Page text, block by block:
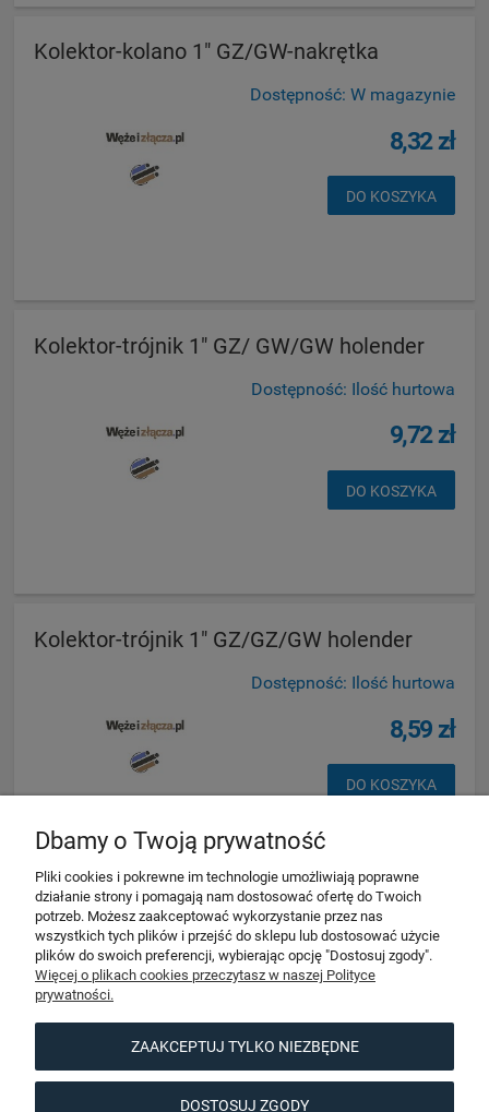
Kolektor-kolano 1" GZ/GW-nakrętka
Dostępność: W magazynie
8,32 zł
DO KOSZYKA
Kolektor-trójnik 1" GZ/ GW/GW holender
Dostępność: Ilość hurtowa
9,72 zł
DO KOSZYKA
Kolektor-trójnik 1" GZ/GZ/GW holender
Dostępność: Ilość hurtowa
8,59 zł
DO KOSZYKA
Pomoc
Dbamy o Twoją prywatność
Pliki cookies i pokrewne im technologie umożliwiają poprawne
działanie strony i pomagają nam dostosować ofertę do Twoich
potrzeb. Możesz zaakceptować wykorzystanie przez nas
wszystkich tych plików i przejść do sklepu lub dostosować użycie
plików do swoich preferencji, wybierając opcję "Dostosuj zgody".
Więcej o plikach cookies przeczytasz w naszej Polityce
prywatności.
ZAAKCEPTUJ TYLKO NIEZBĘDNE
DOSTOSUJ ZGODY